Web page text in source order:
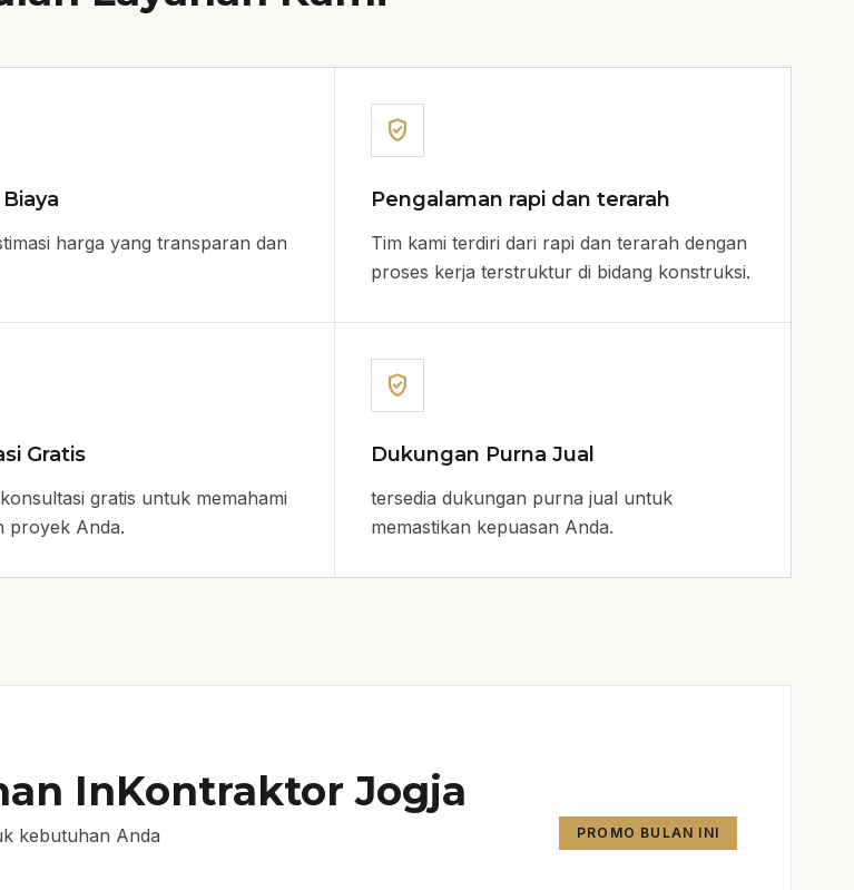
harga yang transparan dan
verified_user
Pengalaman rapi dan terarah
Tim kami terdiri dari rapi dan terarah dengan
proses kerja terstruktur di bidang konstruksi.
Gratis
gratis untuk memahami
proyek Anda.
verified_user
Dukungan Purna Jual
tersedia dukungan purna jual untuk
memastikan kepuasan Anda.
InKontraktor Jogja
kebutuhan Anda PROMO BULAN INI